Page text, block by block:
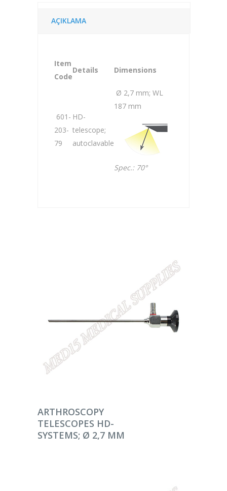
AÇIKLAMA
Item
Code
Details Dimensions
601-
203-
79
HD-
telescope;
autoclavable
Ø 2,7 mm; WL
187 mm
Spec.: 70°
DEVAMINI OKU
ARTHROSCOPY
TELESCOPES HD-
SYSTEMS; Ø 2,7 MM